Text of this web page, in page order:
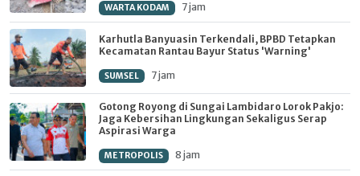
WARTA KODAM 7 jam
Karhutla Banyuasin Terkendali, BPBD Tetapkan
Kecamatan Rantau Bayur Status 'Warning'
SUMSEL 7 jam
Gotong Royong di Sungai Lambidaro Lorok Pakjo:
Jaga Kebersihan Lingkungan Sekaligus Serap
Aspirasi Warga
METROPOLIS 8 jam